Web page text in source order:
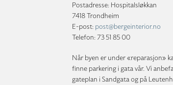
Postadresse: Hospitalsløkkan
7418 Trondheim
E-post: post@bergeinterior.no
Telefon: 73 51 85 00
Når byen er under «reparasjon»
finne parkering i gata vår. Vi
gateplan i Sandgata og på